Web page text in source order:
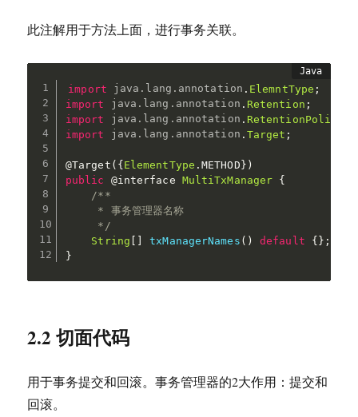
此注解用于方法上面，进行事务关联。
import java . lang . annotation . ElemntType ;
import
java . lang . annotation . Retention ;
import
java . lang . annotation . RetentionPolicy
import
java . lang . annotation . Target ;
@Target ( {ElementType .METHOD} )
public
@interface MultiTxManager {
/**
     * 事务管理器名称
     */
String [ ] txManagerNames ( ) default {} ;
}
2.2 切面代码
用于事务提交和回滚。事务管理器的2大作用：提交和
回滚。